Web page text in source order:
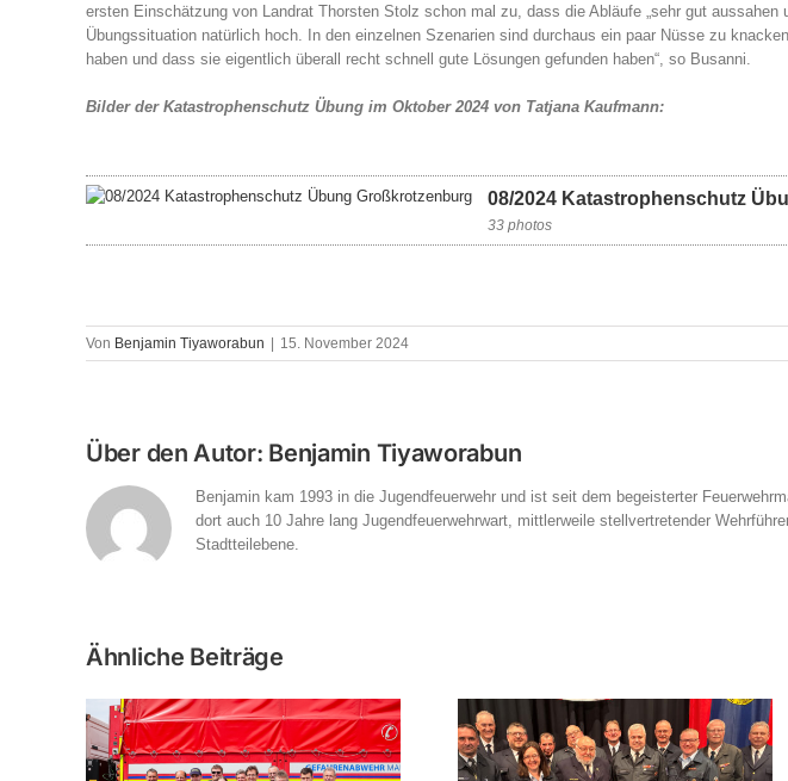
ersten Einschätzung von Landrat Thorsten Stolz schon mal zu, dass die Abläufe „sehr gut
Übungssituation natürlich hoch. In den einzelnen Szenarien sind durchaus ein paar Nüsse zu
haben und dass sie eigentlich überall recht schnell gute Lösungen gefunden haben“, so Busanni.
Bilder der Katastrophenschutz Übung im Oktober 2024 von Tatjana Kaufmann:
08/2024 Katastrophenschutz
33 photos
Von Benjamin Tiyaworabun 15. November 2024
Über den Autor: Benjamin Tiyaworabun
Benjamin kam 1993 in die Jugendfeuerwehr und ist seit dem begeisterter
dort auch 10 Jahre lang Jugendfeuerwehrwart, mittlerweile stellvertretender
Stadtteilebene.
Ähnliche Beiträge